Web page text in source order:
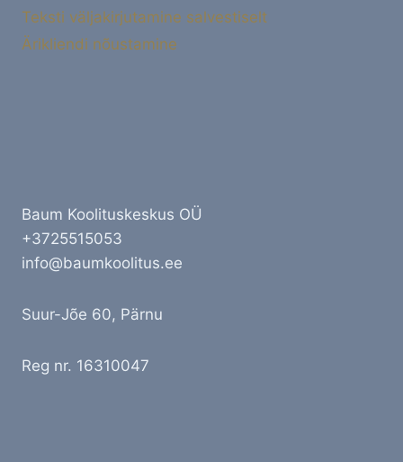
Teksti väljakirjutamine salvestiselt
Ärikliendi nõustamine
Baum Koolituskeskus OÜ
+3725515053
info@baumkoolitus.ee
Suur-Jõe 60, Pärnu
Reg nr. 16310047